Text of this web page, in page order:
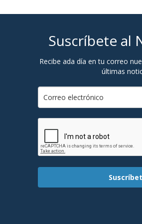
Suscríbete al
Recibe ada día en tu correo
últimas